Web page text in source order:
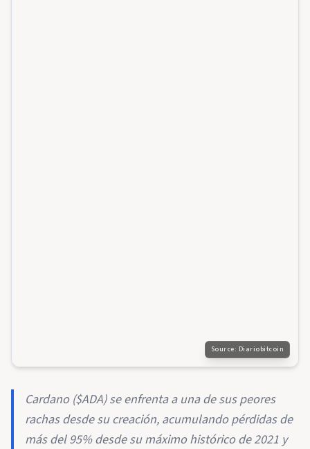
Source: Diariobitcoin
Cardano ($ADA) se enfrenta a una de sus peores
rachas desde su creación, acumulando pérdidas de
más del 95% desde su máximo histórico de 2021 y